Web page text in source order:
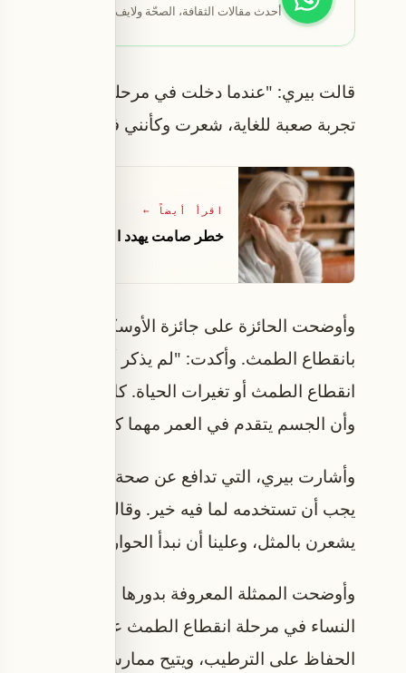
أحدث مقالات الثقافة، الصحّة ولايف ستايل تصلك أوّلاً.
قالت بيري: "عندما دخلت في مرحلة ما قبل
تجربة صعبة للغاية، شعرت وكأنني في أعماق الجحيم
اقرأ أيضاً ←
خطر صامت يهدد النساء ..لماذا تصبح
وأوضحت الحائزة على جائزة الأوسكار أنها لم تكن
بانقطاع الطمث. وأكدت: "لم يذكر أي من أطبائي
انقطاع الطمث أو تغيرات الحياة. كانوا فقط يقولون
وأن الجسم يتقدم في العمر مهما كان مظهرك".
وأشارت بيري، التي تدافع عن صحة المرأة، إلى
يجب أن تستخدمه لما فيه خير. وقالت: "شعرت أنه إذا
يشعرن بالمثل، وعلينا أن نبدأ الحوار".
النساء في مرحلة انقطاع الطمث على "استعادة
الحفاظ على الترطيب، ويتيح ممارسة الجنس بدون